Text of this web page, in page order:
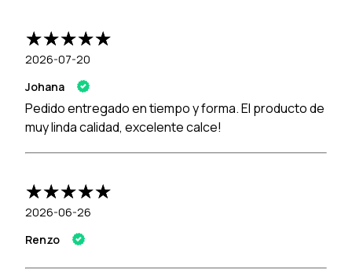
2026-07-20
Johana
Pedido entregado en tiempo y forma. El producto de
muy linda calidad, excelente calce!
2026-06-26
Renzo